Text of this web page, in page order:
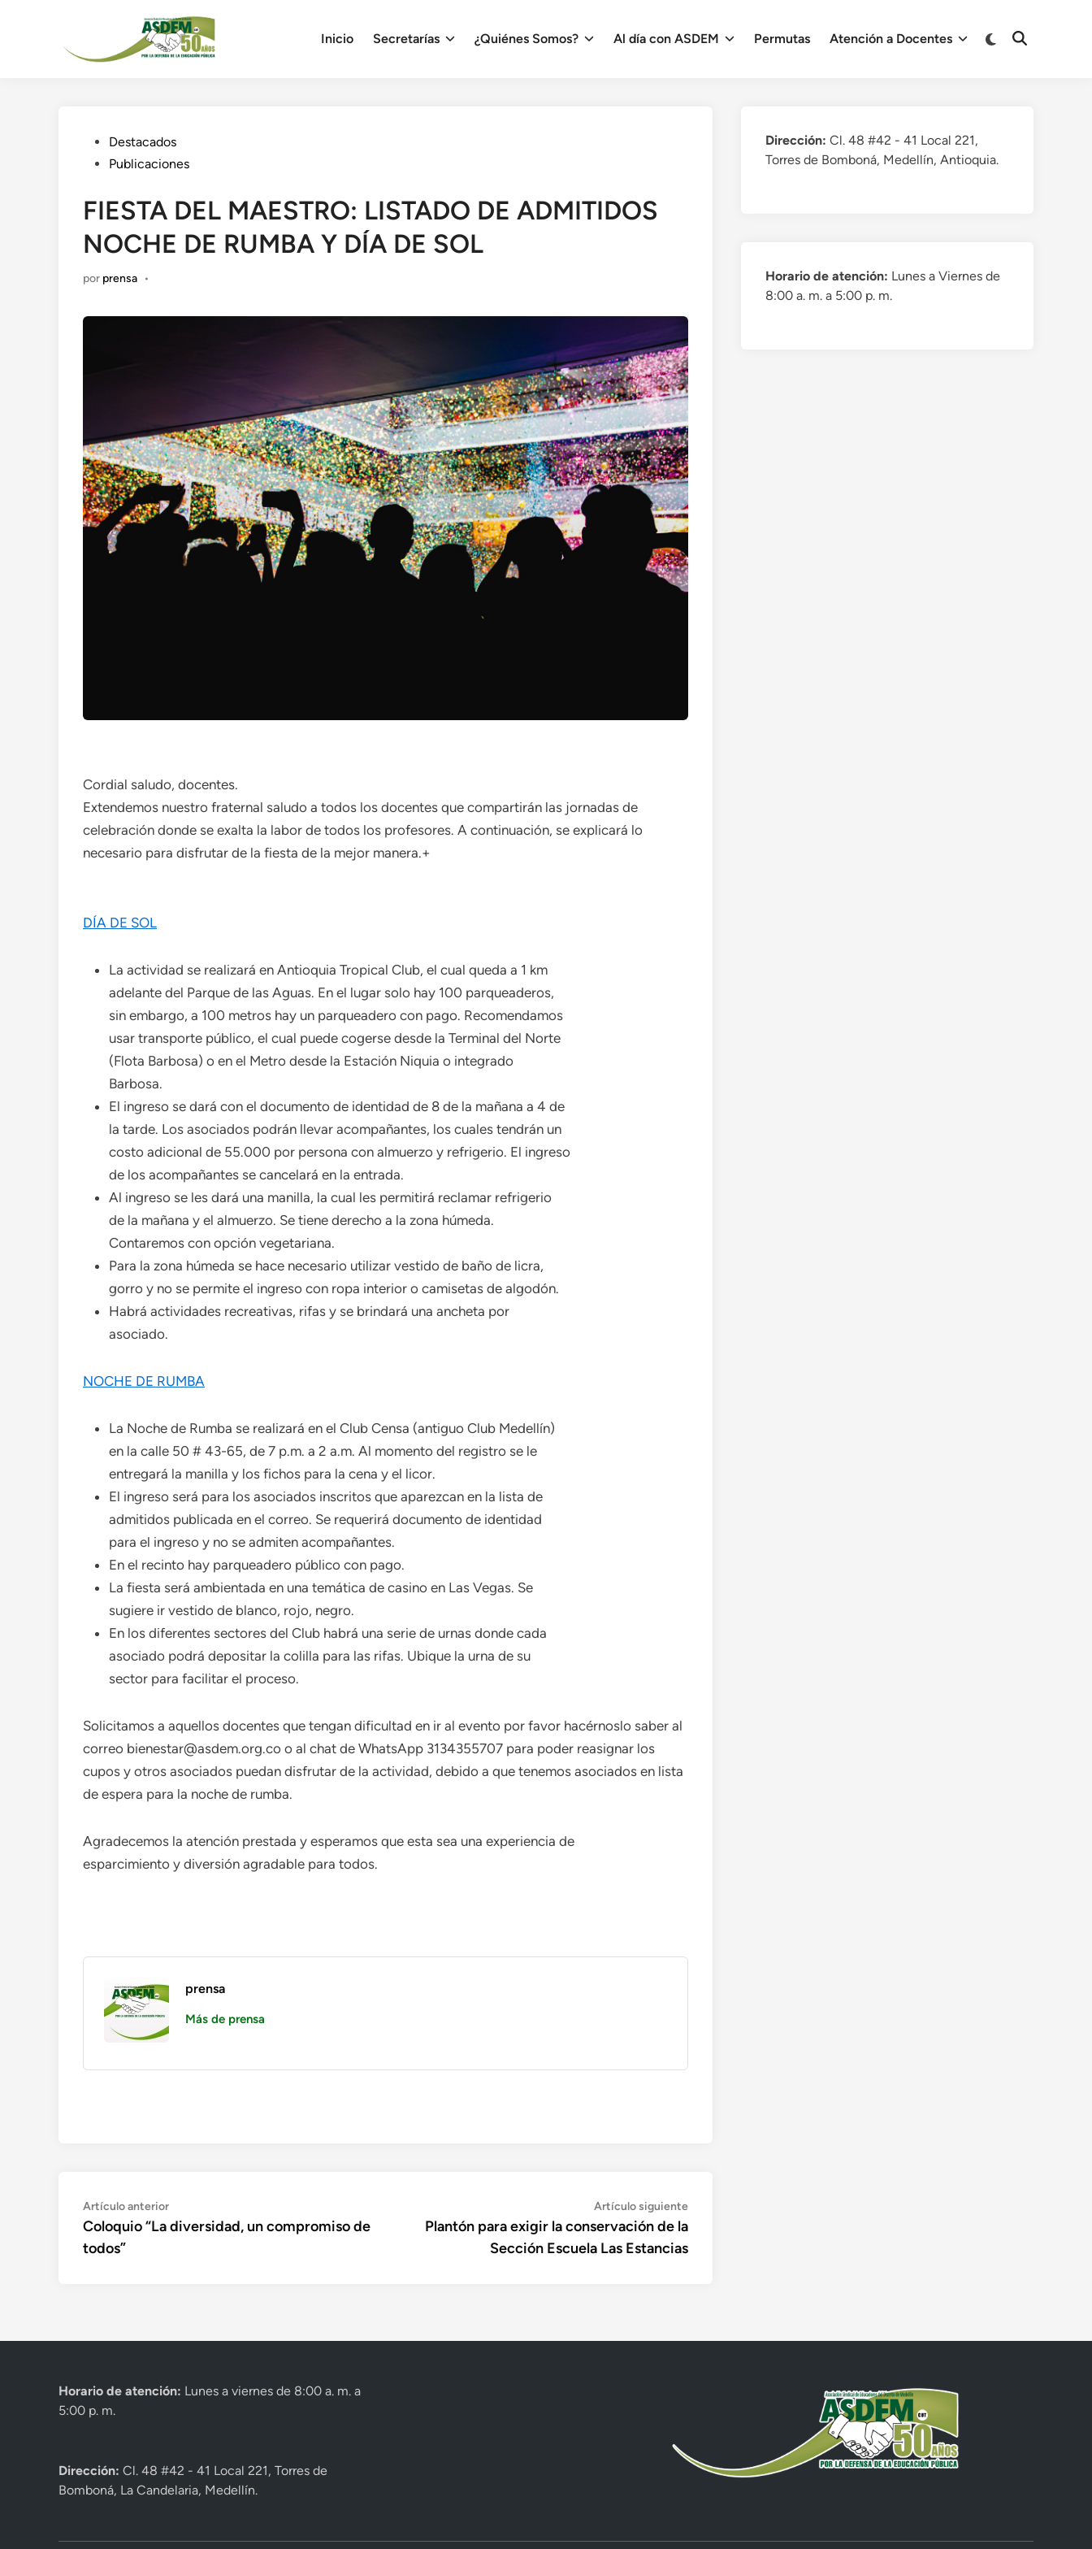
Inicio Secretarías ¿Quiénes Somos? Al día con ASDEM Permutas Atención a Docentes
Cambiar
Abrir
Publicado
en
Destacados
Publicaciones
FIESTA DEL MAESTRO: LISTADO DE ADMITIDOS
NOCHE DE RUMBA Y DÍA DE SOL
por prensa •
Cordial saludo, docentes.
Extendemos nuestro fraternal saludo a todos los docentes que compartirán las jornadas de
celebración donde se exalta la labor de todos los profesores. A continuación, se explicará lo
necesario para disfrutar de la fiesta de la mejor manera.+
DÍA DE SOL
La actividad se realizará en Antioquia Tropical Club, el cual queda a 1 km
adelante del Parque de las Aguas. En el lugar solo hay 100 parqueaderos,
sin embargo, a 100 metros hay un parqueadero con pago. Recomendamos
usar transporte público, el cual puede cogerse desde la Terminal del Norte
(Flota Barbosa) o en el Metro desde la Estación Niquia o integrado
Barbosa.
El ingreso se dará con el documento de identidad de 8 de la mañana a 4 de
la tarde. Los asociados podrán llevar acompañantes, los cuales tendrán un
costo adicional de 55.000 por persona con almuerzo y refrigerio. El ingreso
de los acompañantes se cancelará en la entrada.
Al ingreso se les dará una manilla, la cual les permitirá reclamar refrigerio
de la mañana y el almuerzo. Se tiene derecho a la zona húmeda.
Contaremos con opción vegetariana.
Para la zona húmeda se hace necesario utilizar vestido de baño de licra,
gorro y no se permite el ingreso con ropa interior o camisetas de algodón.
Habrá actividades recreativas, rifas y se brindará una ancheta por
asociado.
NOCHE DE RUMBA
La Noche de Rumba se realizará en el Club Censa (antiguo Club Medellín)
en la calle 50 # 43-65, de 7 p.m. a 2 a.m. Al momento del registro se le
entregará la manilla y los fichos para la cena y el licor.
El ingreso será para los asociados inscritos que aparezcan en la lista de
admitidos publicada en el correo. Se requerirá documento de identidad
para el ingreso y no se admiten acompañantes.
En el recinto hay parqueadero público con pago.
La fiesta será ambientada en una temática de casino en Las Vegas. Se
sugiere ir vestido de blanco, rojo, negro.
En los diferentes sectores del Club habrá una serie de urnas donde cada
asociado podrá depositar la colilla para las rifas. Ubique la urna de su
sector para facilitar el proceso.
Solicitamos a aquellos docentes que tengan dificultad en ir al evento por favor hacérnoslo saber al
correo bienestar@asdem.org.co o al chat de WhatsApp 3134355707 para poder reasignar los
cupos y otros asociados puedan disfrutar de la actividad, debido a que tenemos asociados en lista
de espera para la noche de rumba.
Agradecemos la atención prestada y esperamos que esta sea una experiencia de
esparcimiento y diversión agradable para todos.
prensa
Más de prensa
Navegación
de
entradas
Artículo anteriorArtículo
anterior:
Coloquio “La diversidad, un compromiso de
todos”
Artículo siguienteArtículo
siguiente:
Plantón para exigir la conservación de la
Sección Escuela Las Estancias
Dirección: Cl. 48 #42 - 41 Local 221,
Torres de Bomboná, Medellín, Antioquia.
Horario de atención: Lunes a Viernes de
8:00 a. m. a 5:00 p. m.
Horario de atención: Lunes a viernes de 8:00 a. m. a
5:00 p. m.
Dirección: Cl. 48 #42 - 41 Local 221, Torres de
Bomboná, La Candelaria, Medellín.